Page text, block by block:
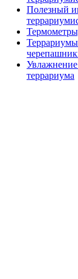
Полезный
террариума